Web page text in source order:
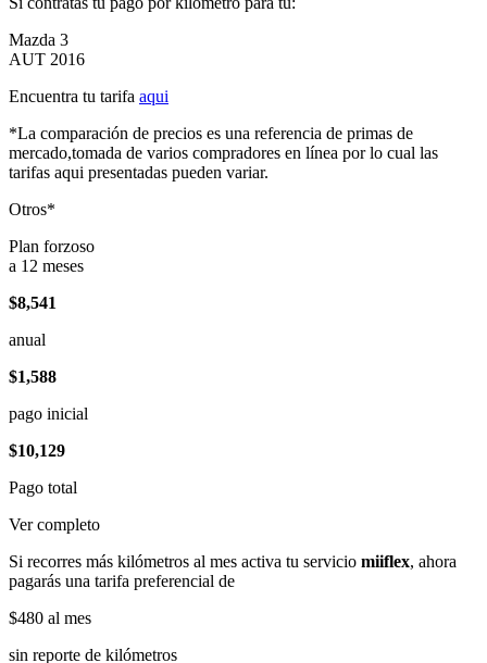
Mazda 3
AUT 2016
Encuentra tu tarifa aqui
*La comparación de precios es una referencia de primas de
mercado,tomada de varios compradores en línea por lo cual las
tarifas aqui presentadas pueden variar.
Otros*
Plan forzoso
a 12 meses
$8,541
anual
$1,588
pago inicial
$10,129
Pago total
Ver completo
Si recorres más kilómetros al mes activa tu servicio miiflex, ahora
pagarás una tarifa preferencial de
$480 al mes
sin reporte de kilómetros